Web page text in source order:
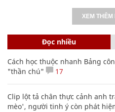
XEM THÊM
Đọc nhiều
Cách học thuộc nhanh Bảng
"thần chú"
17
Clip lột tả chân thực cảnh anh
mèo', người tinh ý còn phát